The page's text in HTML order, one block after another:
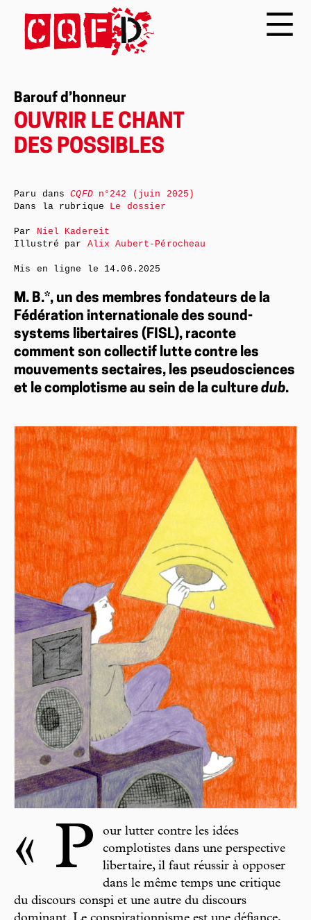
Barouf d’honneur
OUVRIR LE CHANT
DES POSSIBLES
M. B.*, un des membres fondateurs de la
Fédération internationale des sound-
systems libertaires (FISL), raconte
comment son collectif lutte contre les
mouvements sectaires, les pseudosciences
et le complotisme au sein de la culture dub.
« P
our lutter contre les idées
complotistes dans une perspective
libertaire, il faut réussir à opposer
dans le même temps une critique
du discours conspi et une autre du discours
Paru dansCQFDn°242 (juin 2025)
Dans la rubrique Le dossier
Par Niel Kadereit
Illustré par Alix Aubert-Pérocheau
Mis en ligne le 14.06.2025